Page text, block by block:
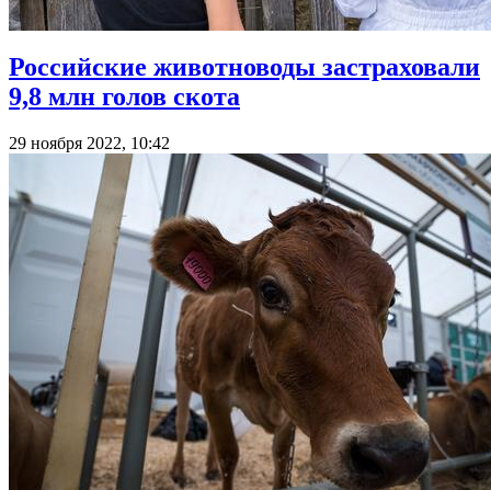
Российские животноводы застраховали
9,8 млн голов скота
29 ноября 2022, 10:42